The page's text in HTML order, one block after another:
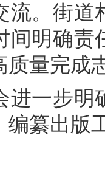
流。街
间明确责
质量完成
一步明
编纂出